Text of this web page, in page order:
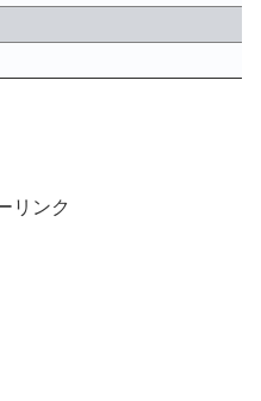
リンク